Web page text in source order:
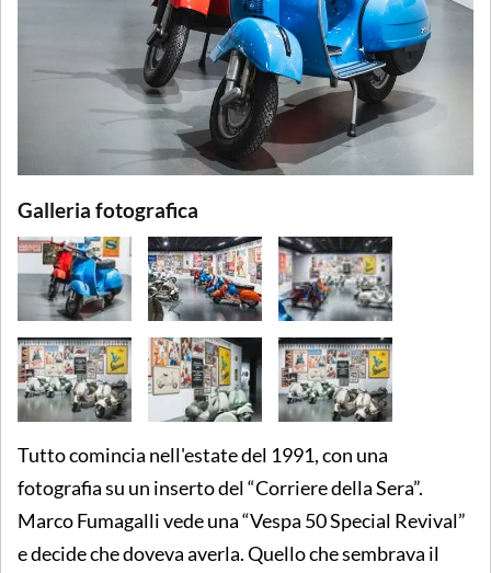
Galleria fotografica
Tutto comincia nell'estate del 1991, con una
fotografia su un inserto del “Corriere della Sera”.
Marco Fumagalli vede una “Vespa 50 Special Revival”
e decide che doveva averla. Quello che sembrava il